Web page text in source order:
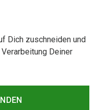
Dich zuschneiden und
Deiner